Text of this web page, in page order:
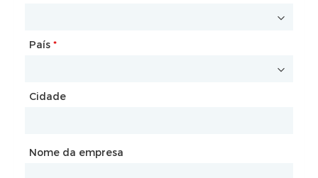
País *
Cidade
Nome da empresa
Local na rede Internet
País*
Cidade